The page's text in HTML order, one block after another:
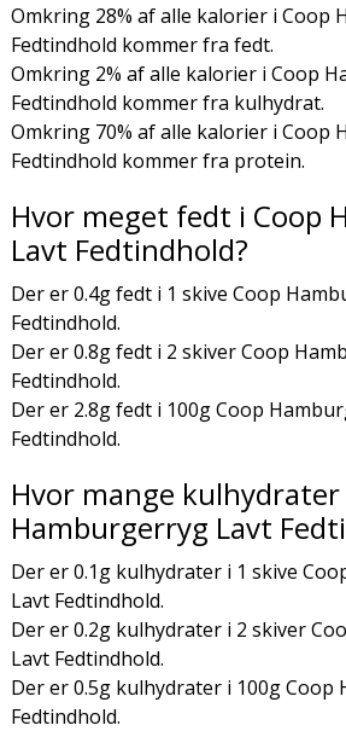
Omkring 28% af alle kalorier i Coop
Fedtindhold kommer fra fedt.
Omkring 2% af alle kalorier i Coop
Fedtindhold kommer fra kulhydrat.
Omkring 70% af alle kalorier i Coop
Fedtindhold kommer fra protein.
Hvor meget fedt i Coop
Lavt Fedtindhold?
Der er 0.4g fedt i 1 skive Coop
Fedtindhold.
Der er 0.8g fedt i 2 skiver Coop
Fedtindhold.
Der er 2.8g fedt i 100g Coop
Fedtindhold.
Hvor mange kulhydrater
Hamburgerryg Lavt
Der er 0.1g kulhydrater i 1 skive
Lavt Fedtindhold.
Der er 0.2g kulhydrater i 2 skiver
Lavt Fedtindhold.
Der er 0.5g kulhydrater i 100g
Fedtindhold.